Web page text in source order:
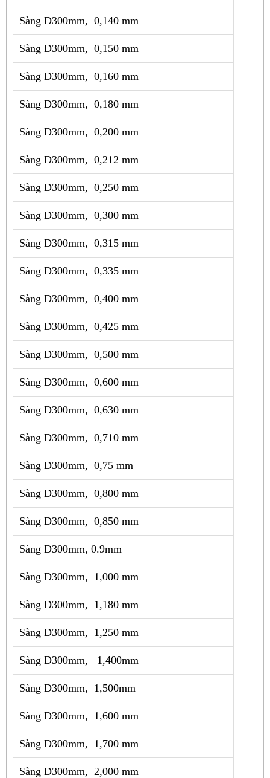
Sàng D300mm, 0,140 mm
Sàng D300mm, 0,150 mm
Sàng D300mm, 0,160 mm
Sàng D300mm, 0,180 mm
Sàng D300mm, 0,200 mm
Sàng D300mm, 0,212 mm
Sàng D300mm, 0,250 mm
Sàng D300mm, 0,300 mm
Sàng D300mm, 0,315 mm
Sàng D300mm, 0,335 mm
Sàng D300mm, 0,400 mm
Sàng D300mm, 0,425 mm
Sàng D300mm, 0,500 mm
Sàng D300mm, 0,600 mm
Sàng D300mm, 0,630 mm
Sàng D300mm, 0,710 mm
Sàng D300mm, 0,75 mm
Sàng D300mm, 0,800 mm
Sàng D300mm, 0,850 mm
Sàng D300mm, 0.9mm
Sàng D300mm, 1,000 mm
Sàng D300mm, 1,180 mm
Sàng D300mm, 1,250 mm
Sàng D300mm, 1,400mm
Sàng D300mm, 1,500mm
Sàng D300mm, 1,600 mm
Sàng D300mm, 1,700 mm
Sàng D300mm, 2,000 mm